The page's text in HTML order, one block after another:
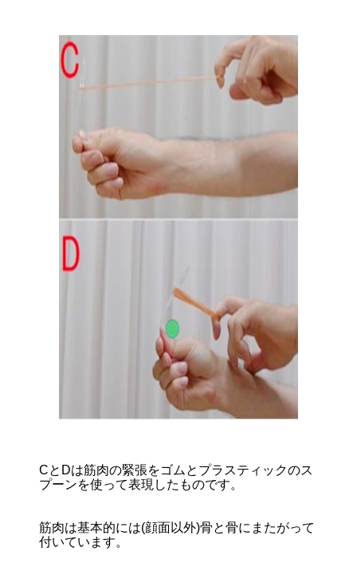
CとDは筋肉の緊張をゴムとプラスティックのス
プーンを使って表現したものです。
筋肉は基本的には(顔面以外)骨と骨にまたがって
付いています。